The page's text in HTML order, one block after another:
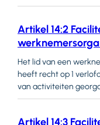
vakcentrale, waarbij
de Zorg (FBZ), voor
Artikel 14:2
Het lid van een
heeft recht op 1
van activiteiten
Artikel 14:3